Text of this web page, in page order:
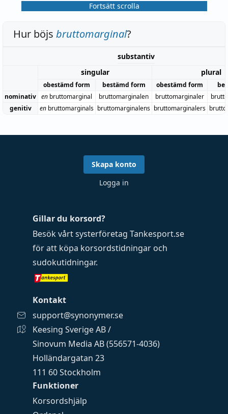
Fortsätt scrolla
Hur böjs bruttomarginal?
substantiv
singular
plural
obestämd form bestämd form obestämd form
nominativ en bruttomarginal bruttomarginalen bruttomarginaler
genitiv
en bruttomarginals bruttomarginalens bruttomarginalers
Funktioner
Korsordshjälp
Gillar du korsord?
Besök vårt systerföretag Tankesport.se
för att köpa korsordstidningar och
sudokutidningar.
Kontakt
support@synonymer.se
Keesing Sverige AB /
Sinovum Media AB (556571-4036)
Holländargatan 23
111 60 Stockholm
Skapa konto
Logga in